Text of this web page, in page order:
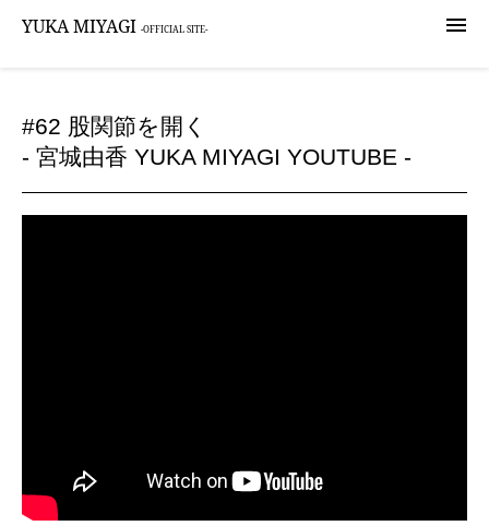

YUKA MIYAGI -OFFICIAL SITE-
#62 股関節を開く
- 宮城由香 YUKA MIYAGI YOUTUBE -